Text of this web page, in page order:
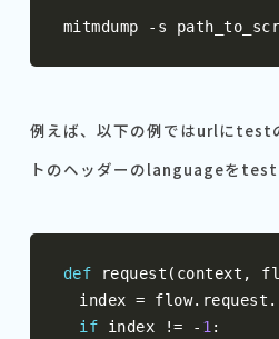
mitmdump - s
例えば、以下の例ではurlにtest
トのヘッダーのlanguageをtest
def request ( context ,
index = flow. request .
if index != - 1 :